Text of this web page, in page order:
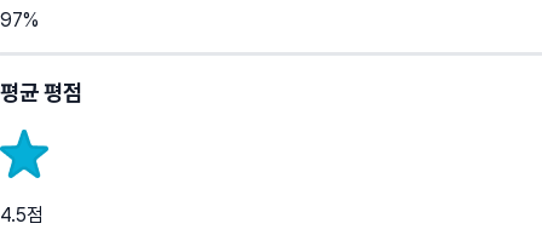
97%
평균 평점
4.5점